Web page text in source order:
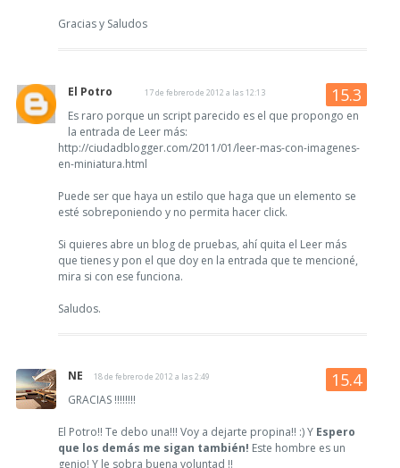
Gracias y Saludos
El Potro 17 de febrero de 2012 a las 12:13
Es raro porque un script parecido es el que propongo en
la entrada de Leer más:
http://ciudadblogger.com/2011/01/leer-mas-con-imagenes-
en-miniatura.html
Puede ser que haya un estilo que haga que un elemento se
esté sobreponiendo y no permita hacer click.
Si quieres abre un blog de pruebas, ahí quita el Leer más
que tienes y pon el que doy en la entrada que te mencioné,
mira si con ese funciona.
Saludos.
NE 18 de febrero de 2012 a las 2:49
GRACIAS !!!!!!!!
El Potro!! Te debo una!!! Voy a dejarte propina!! :) Y Espero
que los demás me sigan también! Este hombre es un
genio! Y le sobra buena voluntad !!